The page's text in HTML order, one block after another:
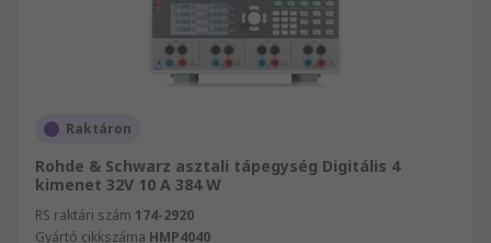
Raktáron
Rohde & Schwarz asztali tápegység Digitális 4
kimenet 32V 10 A 384 W
RS raktári szám 174-2920
Gyártó cikkszáma HMP4040